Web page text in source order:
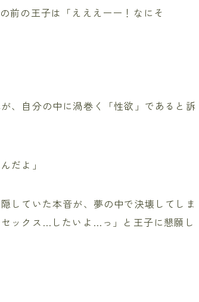
前の王子は「えええーー！なにそ
、自分の中に渦巻く「性欲」であると訴
だよ」
していた本音が、夢の中で決壊してしま
ックス…したいよ…っ」と王子に懇願し